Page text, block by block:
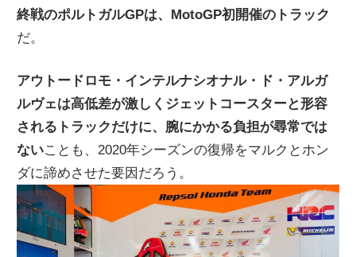
終戦のポルトガルGPは、MotoGP初開催のトラック
だ。
アウトードロモ・インテルナシオナル・ド・アルガ
ルヴェは高低差が激しくジェットコースターと形容
されるトラックだけに、腕にかかる負担が尋常では
ないことも、2020年シーズンの復帰をマルクとホン
ダに諦めさせた要因だろう。